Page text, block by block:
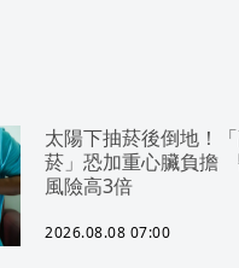
太陽下抽菸後倒地！
菸」恐加重心臟負擔
風險高3倍
2026.08.08 07:00